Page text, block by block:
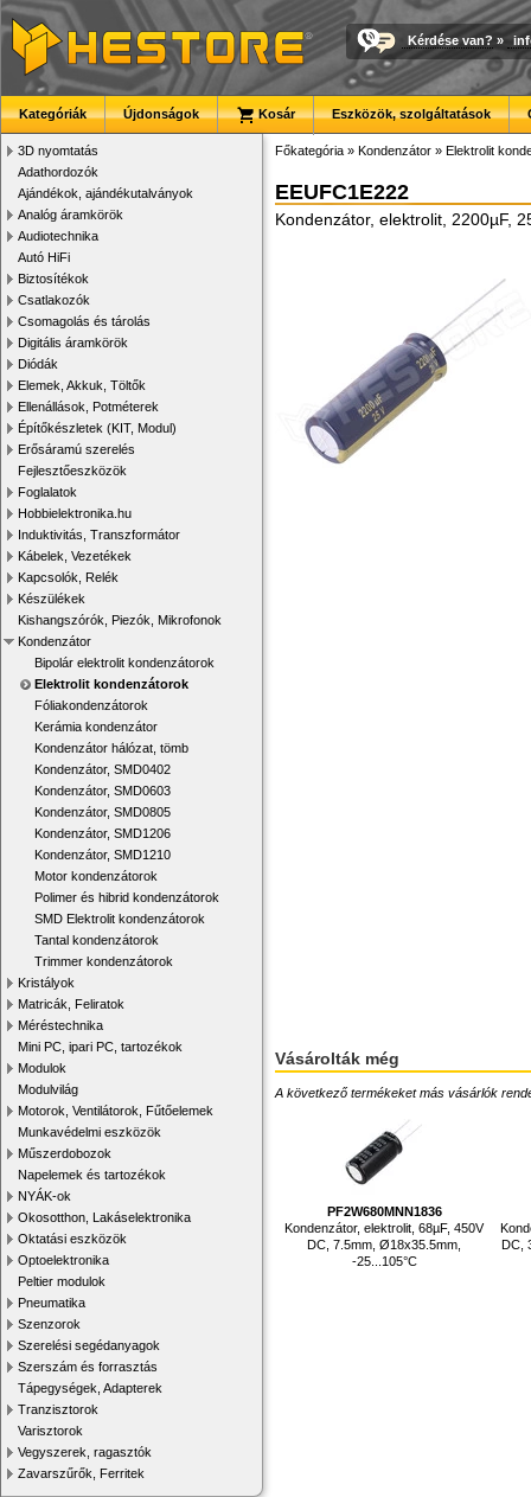
Kérdése van? »
Kategóriák Újdonságok Kosár Eszközök, szolgáltatások
3D nyomtatás
Adathordozók
Ajándékok, ajándékutalványok
Analóg áramkörök
Audiotechnika
Autó HiFi
Biztosítékok
Csatlakozók
Csomagolás és tárolás
Digitális áramkörök
Diódák
Elemek, Akkuk, Töltők
Ellenállások, Potméterek
Építőkészletek (KIT, Modul)
Erősáramú szerelés
Fejlesztőeszközök
Foglalatok
Hobbielektronika.hu
Induktivitás, Transzformátor
Kábelek, Vezetékek
Kapcsolók, Relék
Készülékek
Kishangszórók, Piezók, Mikrofonok
Kondenzátor
Bipolár elektrolit kondenzátorok
Elektrolit kondenzátorok
Fóliakondenzátorok
Kerámia kondenzátor
Kondenzátor hálózat, tömb
Kondenzátor, SMD0402
Kondenzátor, SMD0603
Kondenzátor, SMD0805
Kondenzátor, SMD1206
Kondenzátor, SMD1210
Motor kondenzátorok
Polimer és hibrid kondenzátorok
SMD Elektrolit kondenzátorok
Tantal kondenzátorok
Trimmer kondenzátorok
Kristályok
Matricák, Feliratok
Méréstechnika
Mini PC, ipari PC, tartozékok
Modulok
Modulvilág
Motorok, Ventilátorok, Fűtőelemek
Munkavédelmi eszközök
Műszerdobozok
Napelemek és tartozékok
NYÁK-ok
Okosotthon, Lakáselektronika
Oktatási eszközök
Optoelektronika
Peltier modulok
Pneumatika
Szenzorok
Szerelési segédanyagok
Szerszám és forrasztás
Tápegységek, Adapterek
Tranzisztorok
Varisztorok
Vegyszerek, ragasztók
Zavarszűrők, Ferritek
Főkategória » Kondenzátor » Elektrolit
EEUFC1E222
Kondenzátor, elektrolit, 2200µF,
Vásárolták még
A következő termékeket más vásárlók
PF2W680MNN1836
Kondenzátor, elektrolit, 68µF, 450V
DC, 7.5mm, Ø18x35.5mm,
-25...105°C
DC,